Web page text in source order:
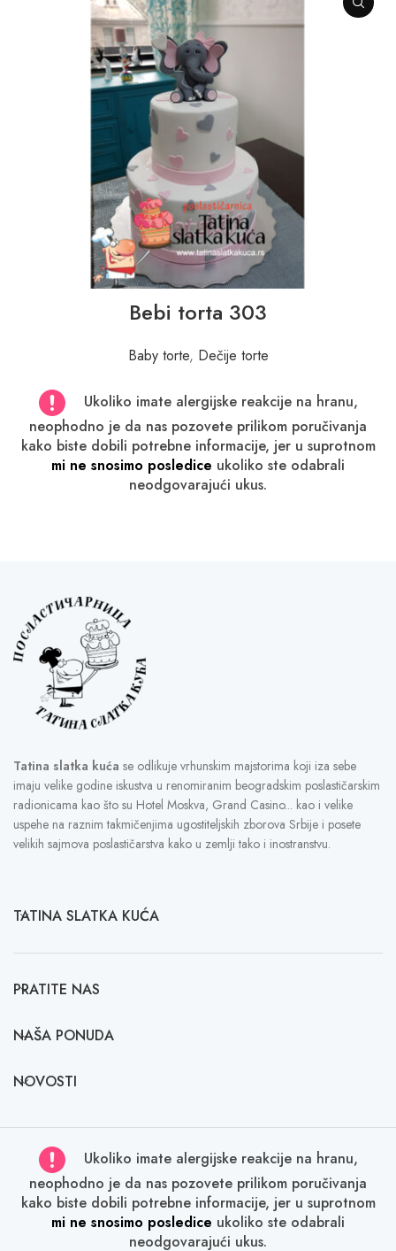
Bebi torta 303
Baby torte, Dečije torte
Ukoliko imate alergijske reakcije na hranu,
neophodno je da nas pozovete prilikom poručivanja
kako biste dobili potrebne informacije, jer u suprotnom
mi ne snosimo posledice ukoliko ste odabrali
neodgovarajući ukus.
Tatina slatka kuća se odlikuje vrhunskim majstorima koji iza sebe
imaju velike godine iskustva u renomiranim beogradskim poslastičarskim
radionicama kao što su Hotel Moskva, Grand Casino... kao i velike
uspehe na raznim takmičenjima ugostiteljskih zborova Srbije i posete
velikih sajmova poslastičarstva kako u zemlji tako i inostranstvu.
TATINA SLATKA KUĆA
PRATITE NAS
NAŠA PONUDA
NOVOSTI
Ukoliko imate alergijske reakcije na hranu,
neophodno je da nas pozovete prilikom poručivanja
kako biste dobili potrebne informacije, jer u suprotnom
mi ne snosimo posledice ukoliko ste odabrali
neodgovarajući ukus.